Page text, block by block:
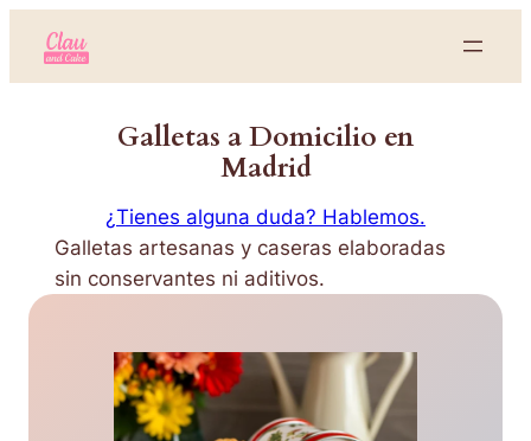
Galletas a Domicilio en
Madrid
¿Tienes alguna duda? Hablemos.
Galletas artesanas y caseras elaboradas
sin conservantes ni aditivos.